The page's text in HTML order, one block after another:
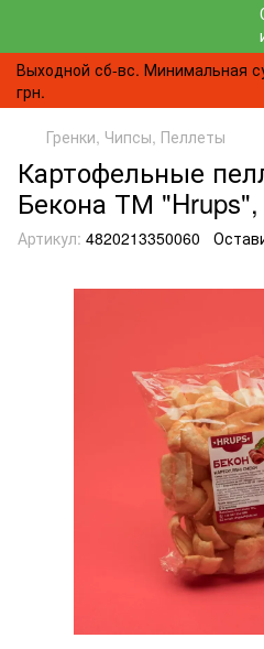
Выходной сб-вс. Минимальная
грн.
Гренки, Чипсы, Пеллеты
Картофельные
Бекона ТМ
Артикул: 4820213350060